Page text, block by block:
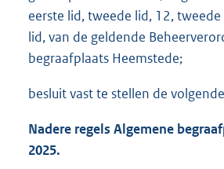
eerste lid, tweede lid, 12,
lid, van de geldende
begraafplaats Heemstede;
besluit vast te stellen de
Nadere regels Algemene
2025.